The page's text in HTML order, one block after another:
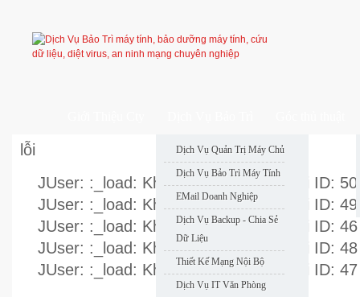
Dịch Vụ Quản Trị Máy Chủ
Dịch Vụ Bảo Trì Máy Tính
EMail Doanh Nghiệp
Dịch Vụ Backup - Chia Sẻ
Dữ Liệu
Thiết Kế Mạng Nội Bộ
Dịch Vụ IT Văn Phòng
lỗi
JUser: :_load: Không thể nạp user với ID: 50
JUser: :_load: Không thể nạp user với ID: 49
JUser: :_load: Không thể nạp user với ID: 46
JUser: :_load: Không thể nạp user với ID: 48
JUser: :_load: Không thể nạp user với ID: 47